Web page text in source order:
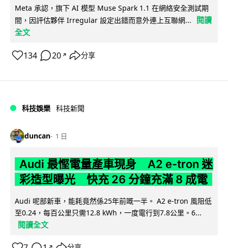
Meta 承認，旗下 AI 模型 Muse Spark 1.1 在網絡安全測試期
間，因評估夥伴 Irregular 設定出錯而意外連上互聯網...
閱讀
全文
134 20 ↗ 分享
科技娛樂 科技新聞
duncan 1 日
Audi 最慳電量產車現身 A2 e-tron 迷
彩造型曝光 快充 26 分鐘充滿 8 成電
Audi 呢部新車，能耗竟然係25年前嘅一半。 A2 e-tron 風阻低
至0.24，每百公里只需12.8 kWh，一度電行到7.8公里。6...
閱讀全文